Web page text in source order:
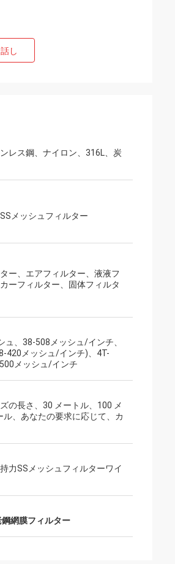
し
レス鋼、ナイロン、316L、炭
メッシュフィルター
ー、エアフィルター、液液フ
ーフィルター、固体フィルタ
ュ、38-508メッシュ/インチ、
420メッシュ/インチ)、4T-
メッシュ/インチ
の長さ、30 メートル、100 メ
ル、あなたの要求に応じて、カ
力SSメッシュフィルターワイ
網膜フィルター